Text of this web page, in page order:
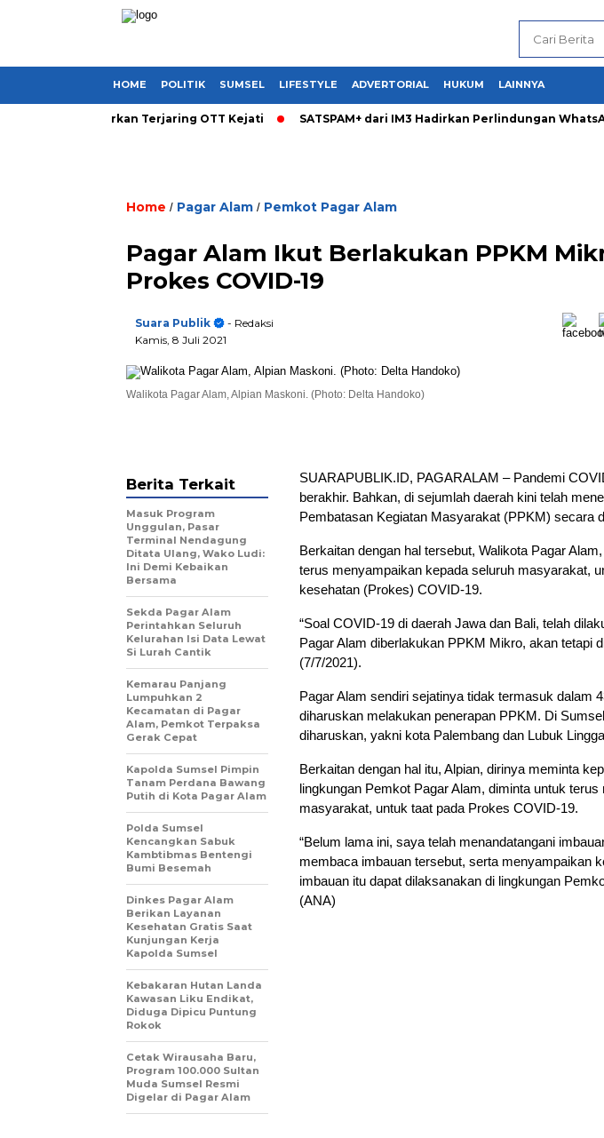
HOME POLITIK SUMSEL LIFESTYLE ADVERTORIAL HUKUM LAINNYA
Dikabarkan Terjaring OTT Kejati SATSPAM+ dari IM3 Hadirkan Perlindungan
Home / Pagar Alam / Pemkot Pagar Alam
Pagar Alam Ikut Berlakukan PPKM
Prokes COVID-19
Suara Publik
- Redaksi
Kamis, 8 Juli 2021
Walikota Pagar Alam, Alpian Maskoni. (Photo: Delta Handoko)
SUARAPUBLIK.ID, PAGARALAM – Pandemi
berakhir. Bahkan, di sejumlah daerah kini telah
Pembatasan Kegiatan Masyarakat (PPKM) secara
Berkaitan dengan hal tersebut, Walikota Pagar
terus menyampaikan kepada seluruh masyarakat,
kesehatan (Prokes) COVID-19.
“Soal COVID-19 di daerah Jawa dan Bali, telah
Pagar Alam diberlakukan PPKM Mikro, akan tetapi
(7/7/2021).
Pagar Alam sendiri sejatinya tidak termasuk dalam
diharuskan melakukan penerapan PPKM. Di
diharuskan, yakni kota Palembang dan Lubuk
Berkaitan dengan hal itu, Alpian, dirinya meminta
lingkungan Pemkot Pagar Alam, diminta untuk
masyarakat, untuk taat pada Prokes COVID-19.
“Belum lama ini, saya telah menandatangani
membaca imbauan tersebut, serta menyampaikan
imbauan itu dapat dilaksanakan di lingkungan
(ANA)
Berita Terkait
Masuk Program
Unggulan, Pasar
Terminal Nendagung
Ditata Ulang, Wako Ludi:
Ini Demi Kebaikan
Bersama
Sekda Pagar Alam
Perintahkan Seluruh
Kelurahan Isi Data Lewat
Si Lurah Cantik
Kemarau Panjang
Lumpuhkan 2
Kecamatan di Pagar
Alam, Pemkot Terpaksa
Gerak Cepat
Kapolda Sumsel Pimpin
Tanam Perdana Bawang
Putih di Kota Pagar Alam
Polda Sumsel
Kencangkan Sabuk
Kambtibmas Bentengi
Bumi Besemah
Dinkes Pagar Alam
Berikan Layanan
Kesehatan Gratis Saat
Kunjungan Kerja
Kapolda Sumsel
Kebakaran Hutan Landa
Kawasan Liku Endikat,
Diduga Dipicu Puntung
Rokok
Cetak Wirausaha Baru,
Program 100.000 Sultan
Muda Sumsel Resmi
Digelar di Pagar Alam